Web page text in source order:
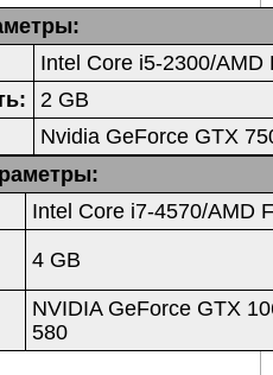
Intel Core i5-2300/AMD
2 GB
Nvidia GeForce GTX
Intel Core i7-4570/AMD
4 GB
NVIDIA GeForce GTX
580